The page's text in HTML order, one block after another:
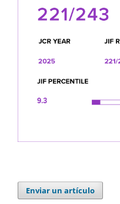
Enviar un artículo